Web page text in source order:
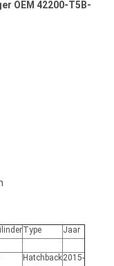
OEM 42200-T5B-
Type
Jaar
Hatchback2015-